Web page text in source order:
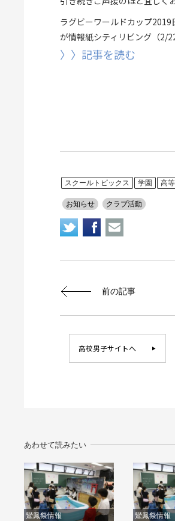
ラグビーワールドカップ
が情報紙シティリビング（2/
〉〉記事を読む
スクールトピックス 学園 高
お知らせ クラブ活動
前の記事
高校男子サイトへ
あわせて読みたい
鸞鳳祭情報
鸞鳳祭情報